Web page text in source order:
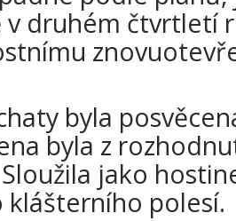
v druhém čtvrtletí
byla
byla z
Sloužila jako
klášterního polesí.